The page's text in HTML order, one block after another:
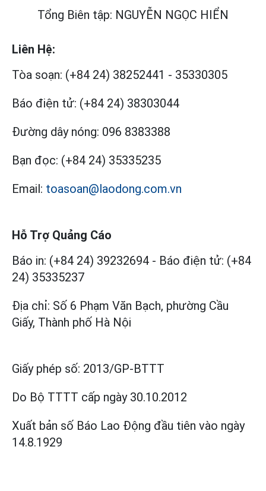
Tổng Biên tập: NGUYỄN NGỌC HIỂN
Liên Hệ:
Tòa soạn: (+84 24) 38252441 - 35330305
Báo điện tử: (+84 24) 38303044
Đường dây nóng: 096 8383388
Bạn đọc: (+84 24) 35335235
Email: toasoan@laodong.com.vn
Hỗ Trợ Quảng Cáo
Báo in: (+84 24) 39232694 - Báo điện tử: (+84
24) 35335237
Địa chỉ: Số 6 Phạm Văn Bạch, phường Cầu
Giấy, Thành phố Hà Nội
Giấy phép số: 2013/GP-BTTT
Do Bộ TTTT cấp ngày 30.10.2012
Xuất bản số Báo Lao Động đầu tiên vào ngày
14.8.1929